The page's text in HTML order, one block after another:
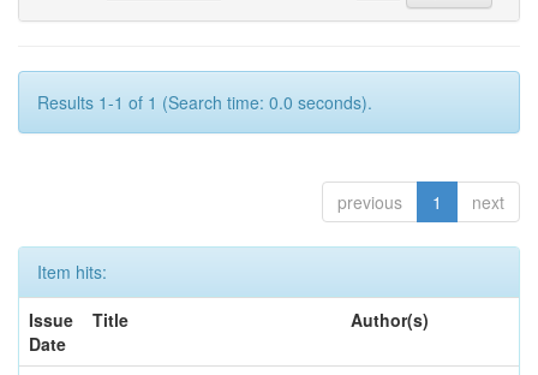
Results 1-1 of 1 (Search time: 0.0 seconds).
previous 1 next
Item hits:
Issue
Date
Title Author(s)